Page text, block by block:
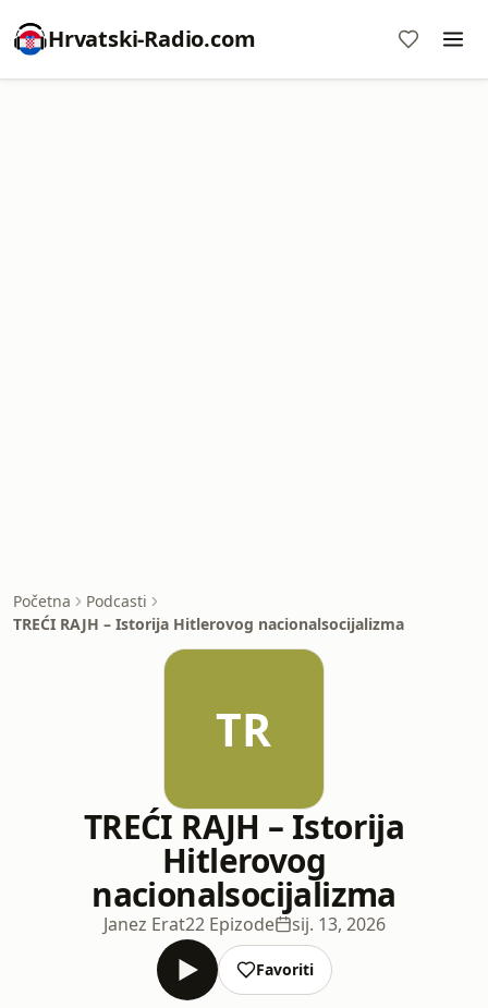
Hrvatski-Radio.com
Početna
Podcasti
TREĆI RAJH – Istorija Hitlerovog nacionalsocijalizma
TR
TREĆI RAJH – Istorija
Hitlerovog
nacionalsocijalizma
Janez Erat22 Epizode sij. 13, 2026
Favoriti